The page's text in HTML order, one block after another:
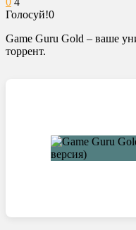
Голосуй!0
Game Guru Gold – ваше
торрент.